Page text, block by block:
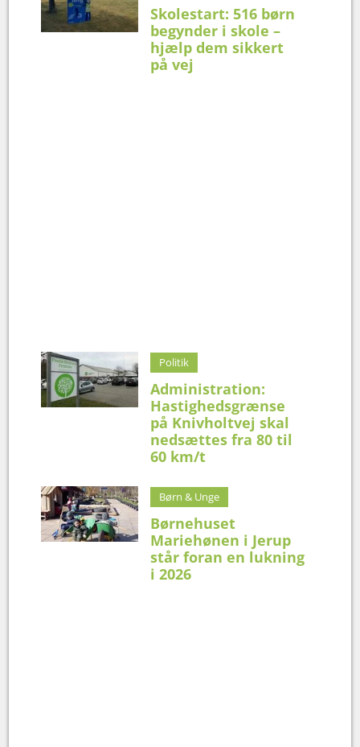
Skolestart: 516 børn
begynder i skole –
hjælp dem sikkert
på vej
Politik
Administration:
Hastighedsgrænse
på Knivholtvej skal
nedsættes fra 80 til
60 km/t
Børn & Unge
Børnehuset
Mariehønen i Jerup
står foran en lukning
i 2026